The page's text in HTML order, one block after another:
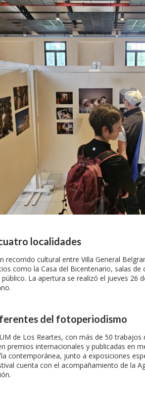
localidades
recorrido cultural entre Villa General
como la Casa del Bicentenario, salas
La apertura se realizó el jueves 26
del fotoperiodismo
de Los Reartes, con más de 50
premios internacionales y publicadas en
contemporánea, junto a exposiciones
cuenta con el acompañamiento de la